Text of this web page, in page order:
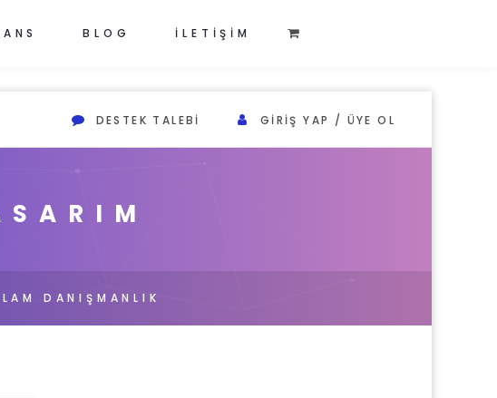
DESTEK TALEBI GIRIŞ YAP / ÜYE OL
BLOG İLETİŞİM
DANIŞMANLIK